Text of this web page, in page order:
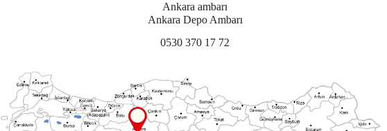
Ankara ambarı
Ankara Depo Ambarı
0530 370 17 72